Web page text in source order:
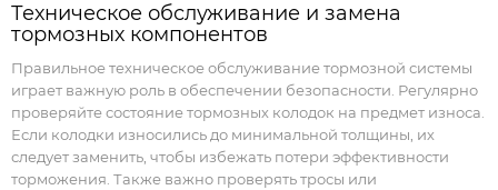
Техническое обслуживание и замена
тормозных компонентов
Правильное техническое обслуживание тормозной системы
играет важную роль в обеспечении безопасности. Регулярно
проверяйте состояние тормозных колодок на предмет износа.
Если колодки износились до минимальной толщины, их
следует заменить, чтобы избежать потери эффективности
торможения. Также важно проверять тросы или